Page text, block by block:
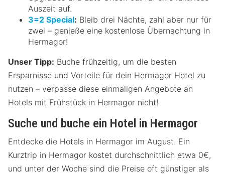
Auszeit auf.
3=2 Special: Bleib drei Nächte, zahl aber nur für
zwei – genieße eine kostenlose Übernachtung in
Hermagor!
Unser Tipp: Buche frühzeitig, um die besten
Ersparnisse und Vorteile für dein Hermagor Hotel zu
nutzen – verpasse diese einmaligen Angebote an
Hotels mit Frühstück in Hermagor nicht!
Suche und buche ein Hotel in Hermagor
Entdecke die Hotels in Hermagor im August. Ein
Kurztrip in Hermagor kostet durchschnittlich etwa 0€,
und unter der Woche sind die Preise oft günstiger als